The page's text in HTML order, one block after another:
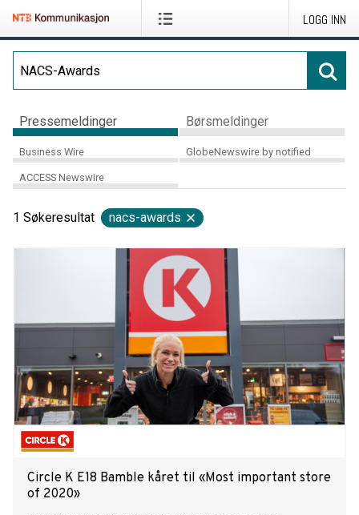
LOGG INN
Pressemeldinger Børsmeldinger
Business Wire GlobeNewswire by notified
ACCESS Newswire
1 Søkeresultat nacs-awards
Circle K E18 Bamble kåret til «Most important store
of 2020»